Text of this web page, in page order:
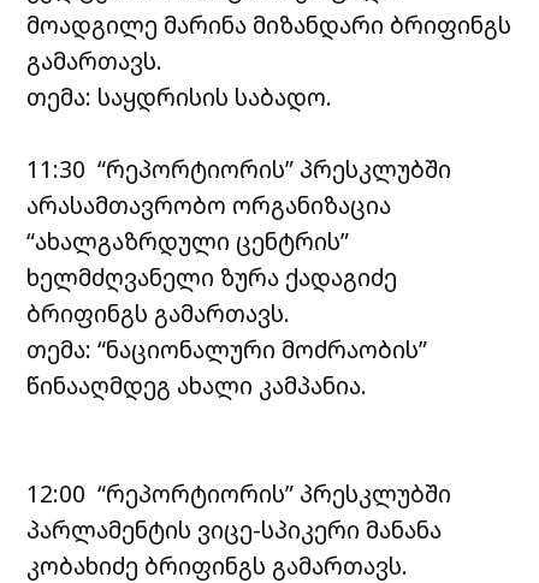
მოადგილე მარინა მიზანდარი ბრიფინგს
გამართავს.
თემა: საყდრისის საბადო.
11:30 “რეპორტიორის” პრესკლუბში
არასამთავრობო ორგანიზაცია
“ახალგაზრდული ცენტრის”
ხელმძღვანელი ზურა ქადაგიძე
ბრიფინგს გამართავს.
თემა: “ნაციონალური მოძრაობის”
წინააღმდეგ ახალი კამპანია.
12:00 “რეპორტიორის” პრესკლუბში
პარლამენტის ვიცე-სპიკერი მანანა
კობახიძე ბრიფინგს გამართავს.